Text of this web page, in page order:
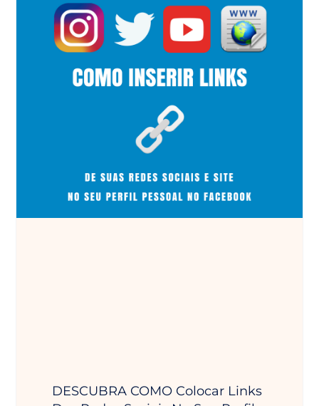
DESCUBRA COMO Colocar Links